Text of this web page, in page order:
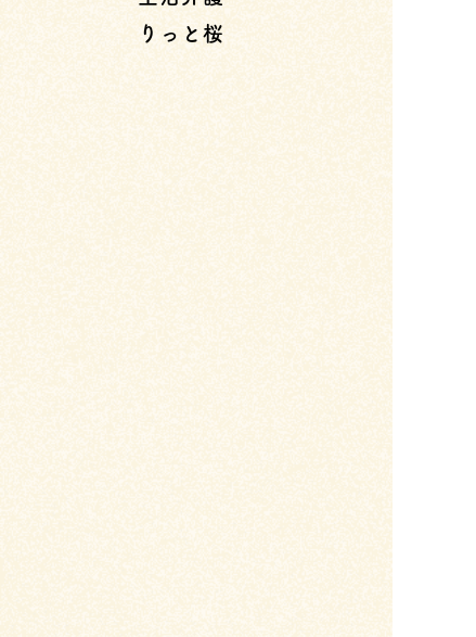
りっと桜